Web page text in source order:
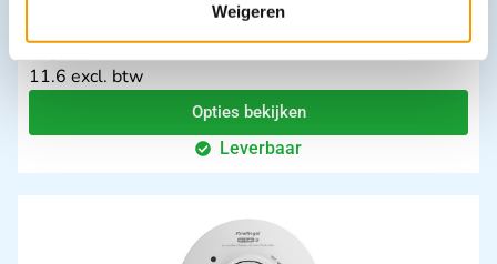
Weigeren
11.6 excl. btw
Opties bekijken
Leverbaar